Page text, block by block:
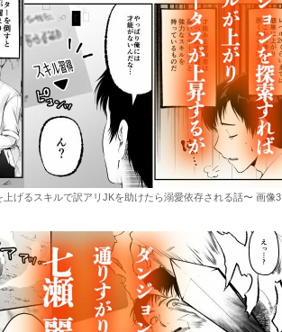
げるスキルで訳アリJKを助けたら溺愛依存される話〜 画像3